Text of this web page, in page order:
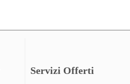
Servizi Offerti